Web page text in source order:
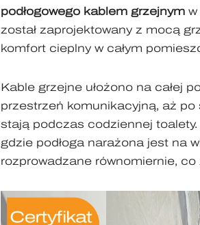
podłogowego kablem grzejnymw
został zaprojektowany z mocą
komfort cieplny w całym
Kable grzejne ułożono na całej
przestrzeń komunikacyjną, aż po
stają podczas codziennej
gdzie podłoga narażona jest na
rozprowadzane równomiernie,